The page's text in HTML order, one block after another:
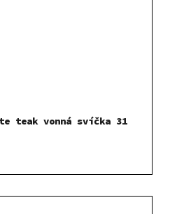
teak vonná svíčka 31